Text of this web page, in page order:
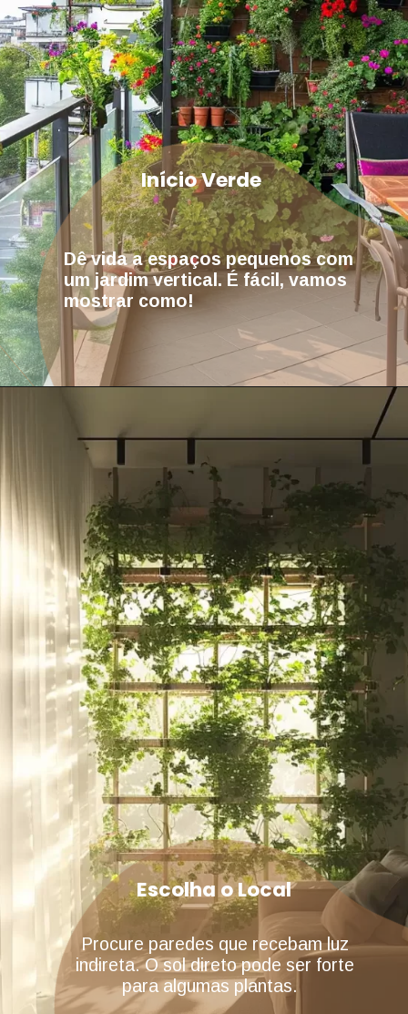
Dê vida a espaços pequenos com
um jardim vertical. É fácil, vamos
mostrar como!
Início Verde
Procure paredes que recebam luz
indireta. O sol direto pode ser forte
para algumas plantas.
Escolha o Local